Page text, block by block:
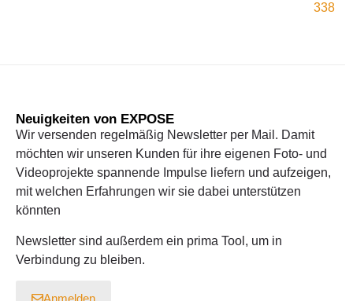
338
Neuigkeiten von EXPOSE
Wir versenden regelmäßig Newsletter per Mail. Damit
möchten wir unseren Kunden für ihre eigenen Foto- und
Videoprojekte spannende Impulse liefern und aufzeigen,
mit welchen Erfahrungen wir sie dabei unterstützen
könnten
Newsletter sind außerdem ein prima Tool, um in
Verbindung zu bleiben.
Anmelden